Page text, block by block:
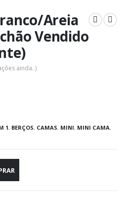
Areia
Vendido
ainda. )
1, BERÇOS, CAMAS, MINI, MINI CAMA,